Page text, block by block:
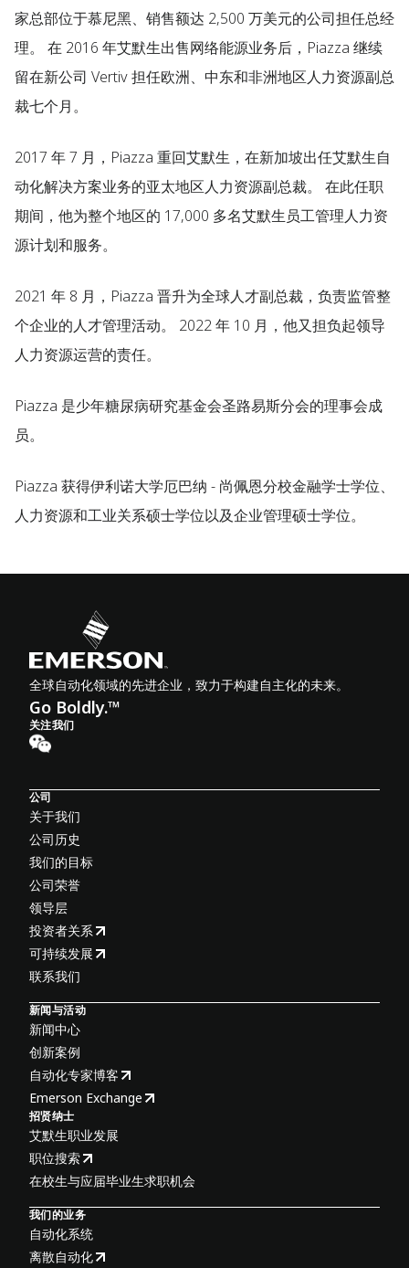
家总部位于慕尼黑、销售额达 2,500 万美元的公司担任总经
理。 在 2016 年艾默生出售网络能源业务后，Piazza 继续
留在新公司 Vertiv 担任欧洲、中东和非洲地区人力资源副总
裁七个月。
2017 年 7 月，Piazza 重回艾默生，在新加坡出任艾默生自
动化解决方案业务的亚太地区人力资源副总裁。 在此任职
期间，他为整个地区的 17,000 多名艾默生员工管理人力资
源计划和服务。
2021 年 8 月，Piazza 晋升为全球人才副总裁，负责监管整
个企业的人才管理活动。 2022 年 10 月，他又担负起领导
人力资源运营的责任。
Piazza 是少年糖尿病研究基金会圣路易斯分会的理事会成
员。
Piazza 获得伊利诺大学厄巴纳 - 尚佩恩分校金融学士学位、
人力资源和工业关系硕士学位以及企业管理硕士学位。
全球自动化领域的先进企业，致力于构建自主化的未来。
Go Boldly.™
关注我们
公司
关于我们
公司历史
我们的目标
公司荣誉
领导层
投资者关系
可持续发展
联系我们
新闻与活动
新闻中心
创新案例
自动化专家博客
Emerson Exchange
招贤纳士
艾默生职业发展
职位搜索
在校生与应届毕业生求职机会
我们的业务
自动化系统
离散自动化